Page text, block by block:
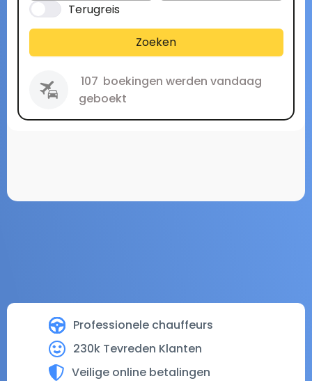
Professionele chauffeurs
230k Tevreden Klanten
Veilige online betalingen
Terugreis
Zoeken
107 boekingen werden vandaag
geboekt